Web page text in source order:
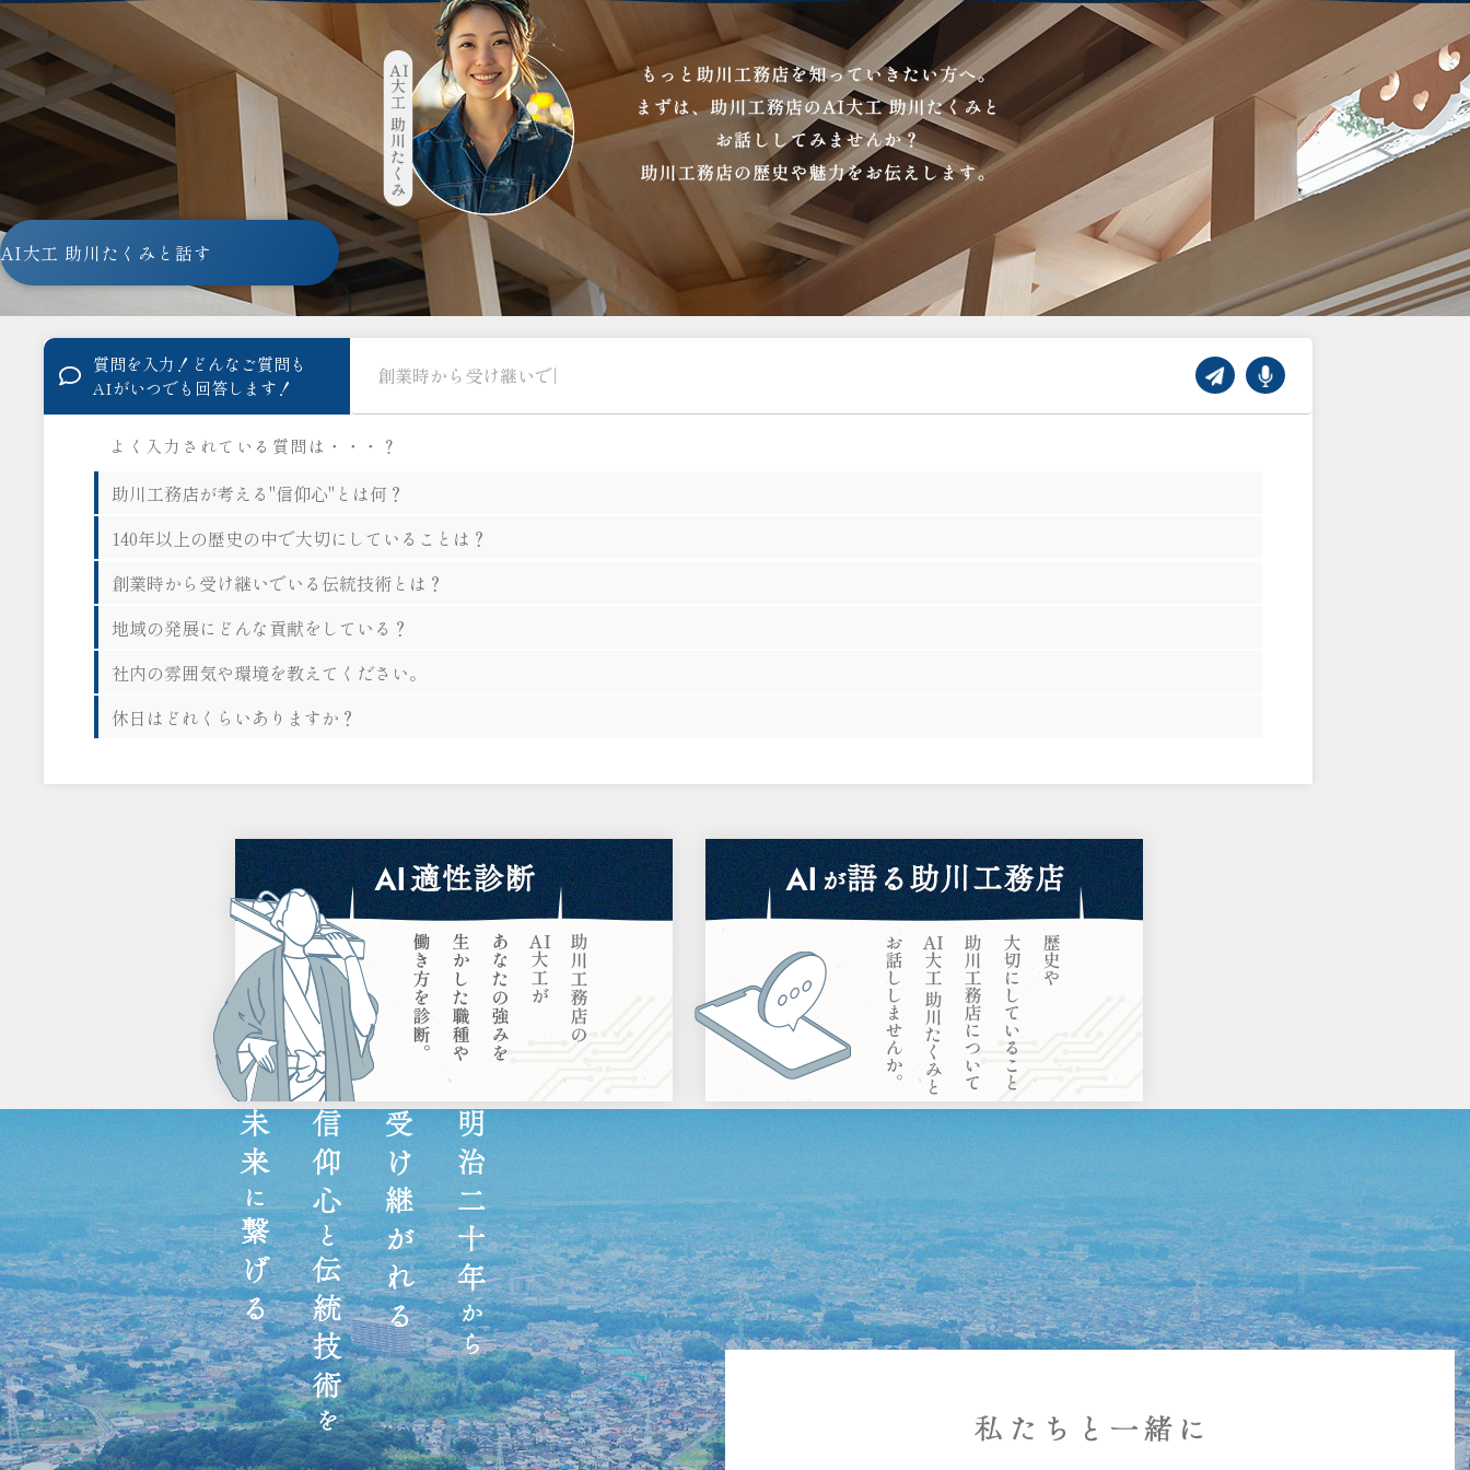
AI大工 助川たくみと話す
質問を入力！どんなご質問も
AIがいつでも回答します！
助川工務店が考える"信仰心"とは何？
140年以上の歴史の中で大切にしていることは？
創業時から受け継いでいる伝統技術とは？
地域の発展にどんな貢献をしている？
社内の雰囲気や環境を教えてください。
休日はどれくらいありますか？